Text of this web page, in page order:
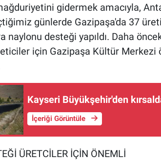
gidermek amacıyla,
günlerde Gazipaşa'da 37
naylonu desteği yapıldı. Daha
için Gazipaşa Kültür Merkezi
Kayseri Büyükşehir'den
İçeriği Görüntüle
ÜRETCİLER İÇİN ÖNEMLİ